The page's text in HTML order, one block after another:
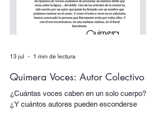
se vayan todos (Candaya).
Quimera Voces: Autor Colectivo
¿Cuántas voces caben en un solo cuerpo?
¿Y cuántos autores pueden esconderse
13 jul 1 min de lectura